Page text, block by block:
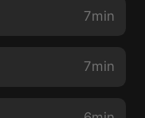
7min
7min